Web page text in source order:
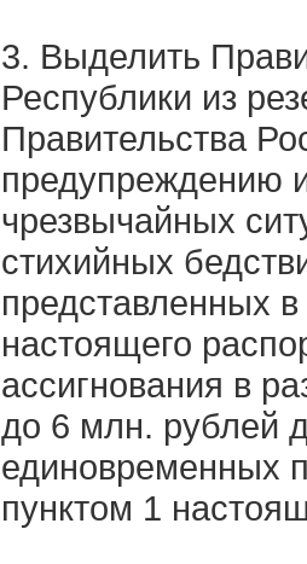
3. Выделить
Республики из
Правительства
предупреждению
чрезвычайных
стихийных
представленных в
настоящего
ассигнования в
до 6 млн. рублей
единовременных
пунктом 1